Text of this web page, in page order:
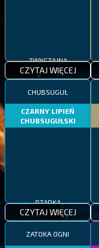
CZYTAJ WIĘCEJ
CHUBSUGUŁ
CZARNY LIPIEŃ
CHUBSUGUŁSKI
CZYTAJ WIĘCEJ
ZATOKA OGNI